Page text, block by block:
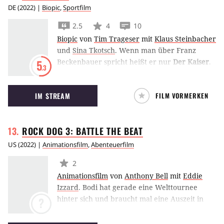
muss er sich nicht nur den Gangstern, sondern
DE(2022) | Biopic,Sportfilm
5.3
2.5 4
10
Biopic von Tim Trageser mit Klaus Steinbacher
und Sina Tkotsch. Wenn man über Franz
Beckenbauer spricht heißt er nur Der Kaiser.
privaten Werdegang, die Aufs und Abs im
Privatleben und die sportliche Selbstfindung.
Dabei ist der Film nicht nur ein Stück Sport-
Geschichte. (SK)
IM STREAM FILM VORMERKEN
ROCK DOG 3: BATTLE THE BEAT
US(2022) | Animationsfilm,Abenteuerfilm
2
Animationsfilm von Anthony Bell mit Eddie
Izzard. Bodi hat gerade eine Welttournee
hinter sich und braucht mal eine Auszeit in
eine junge Musikgruppe bei einer Talent-Show